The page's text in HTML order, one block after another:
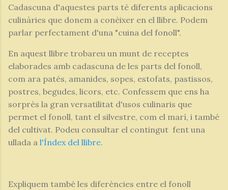
Cadascuna d'aquestes parts té diferents aplicacions
culinàries que donem a conèixer en el llibre. Podem
parlar perfectament d'una "cuina del fonoll".
En aquest llibre trobareu un munt de receptes
elaborades amb cadascuna de les parts del fonoll,
com ara patés, amanides, sopes, estofats, pastissos,
postres, begudes, licors, etc. Confessem que ens ha
sorprés la gran versatilitat d'usos culinaris que
permet el fonoll, tant el silvestre, com el marí, i també
del cultivat. Podeu consultar el contingut fent una
ullada a l'Índex del llibre.
Expliquem també les diferències entre el fonoll